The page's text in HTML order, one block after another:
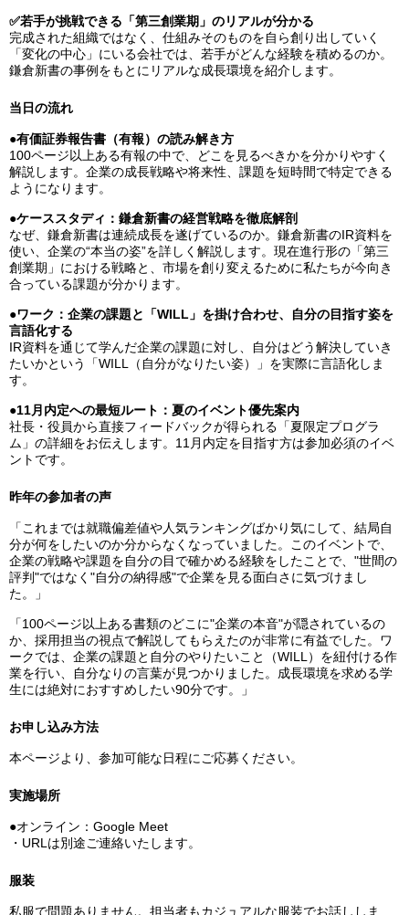
✅若手が挑戦できる「第三創業期」のリアルが分かる
完成された組織ではなく、仕組みそのものを自ら創り出していく
「変化の中心」にいる会社では、若手がどんな経験を積めるのか。
鎌倉新書の事例をもとにリアルな成長環境を紹介します。
当日の流れ
●有価証券報告書（有報）の読み解き方
100ページ以上ある有報の中で、どこを見るべきかを分かりやすく
解説します。企業の成長戦略や将来性、課題を短時間で特定できる
ようになります。
●ケーススタディ：鎌倉新書の経営戦略を徹底解剖
なぜ、鎌倉新書は連続成長を遂げているのか。鎌倉新書のIR資料を
使い、企業の“本当の姿”を詳しく解説します。現在進行形の「第三
創業期」における戦略と、市場を創り変えるために私たちが今向き
合っている課題が分かります。
●ワーク：企業の課題と「WILL」を掛け合わせ、自分の目指す姿を
言語化する
IR資料を通じて学んだ企業の課題に対し、自分はどう解決していき
たいかという「WILL（自分がなりたい姿）」を実際に言語化しま
す。
●11月内定への最短ルート：夏のイベント優先案内
社長・役員から直接フィードバックが得られる「夏限定プログラ
ム」の詳細をお伝えします。11月内定を目指す方は参加必須のイベ
ントです。
昨年の参加者の声
「これまでは就職偏差値や人気ランキングばかり気にして、結局自
分が何をしたいのか分からなくなっていました。このイベントで、
企業の戦略や課題を自分の目で確かめる経験をしたことで、"世間の
評判"ではなく"自分の納得感"で企業を見る面白さに気づけまし
た。」
「100ページ以上ある書類のどこに"企業の本音"が隠されているの
か、採用担当の視点で解説してもらえたのが非常に有益でした。ワ
ークでは、企業の課題と自分のやりたいこと（WILL）を紐付ける作
業を行い、自分なりの言葉が見つかりました。成長環境を求める学
生には絶対におすすめしたい90分です。」
お申し込み方法
本ページより、参加可能な日程にご応募ください。
実施場所
●オンライン：Google Meet
・URLは別途ご連絡いたします。
服装
私服で問題ありません。担当者もカジュアルな服装でお話ししま